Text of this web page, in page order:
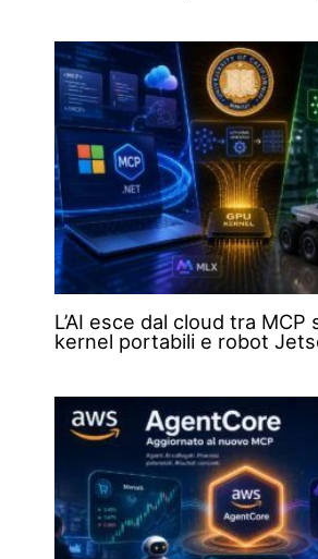
L’AI esce dal cloud tra MCP
kernel portabili e robot